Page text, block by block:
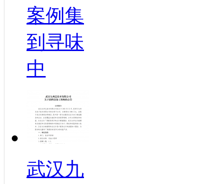
案例集
到寻味
中
武汉九